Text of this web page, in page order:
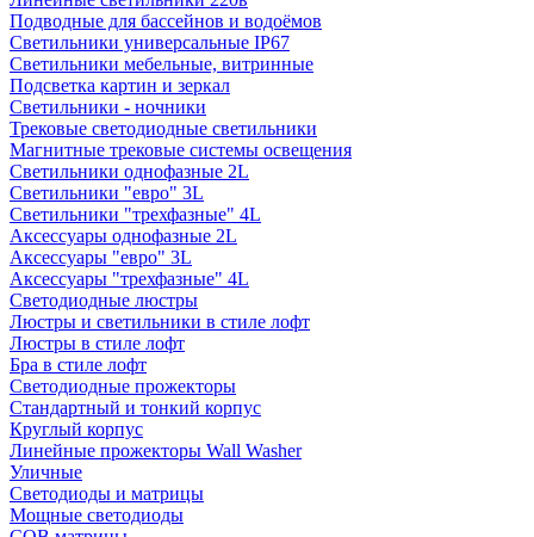
Подводные для бассейнов и водоёмов
Светильники универсальные IP67
Светильники мебельные, витринные
Подсветка картин и зеркал
Светильники - ночники
Трековые светодиодные светильники
Магнитные трековые системы освещения
Светильники однофазные 2L
Светильники "евро" 3L
Светильники "трехфазные" 4L
Аксессуары однофазные 2L
Аксессуары "евро" 3L
Аксессуары "трехфазные" 4L
Светодиодные люстры
Люстры и светильники в стиле лофт
Люстры в стиле лофт
Бра в стиле лофт
Светодиодные прожекторы
Стандартный и тонкий корпус
Круглый корпус
Линейные прожекторы Wall Washer
Уличные
Светодиоды и матрицы
Мощные светодиоды